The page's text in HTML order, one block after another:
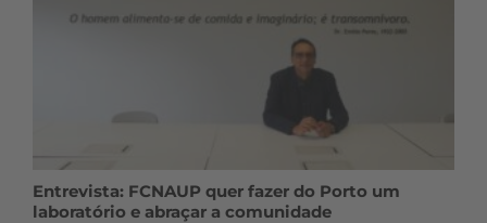
Entrevista: FCNAUP quer fazer do Porto um
laboratório e abraçar a comunidade